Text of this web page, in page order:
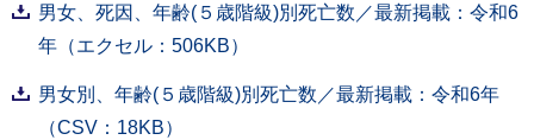
男女、死因、年齢(５歳階級)別死亡数／最新掲載：令和6
年（エクセル：506KB）
男女別、年齢(５歳階級)別死亡数／最新掲載：令和6年
（CSV：18KB）